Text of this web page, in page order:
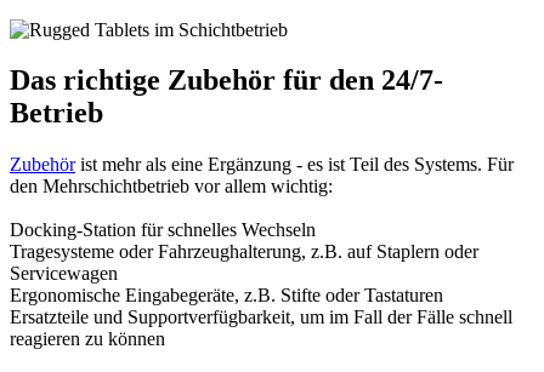
Das richtige Zubehör für den 24/7-
Betrieb
Zubehörist mehr als eine Ergänzung - es ist Teil des Systems. Für
den Mehrschichtbetrieb vor allem wichtig:
Docking-Station für schnelles Wechseln
Tragesysteme oder Fahrzeughalterung, z.B. auf Staplern oder
Servicewagen
Ergonomische Eingabegeräte, z.B. Stifte oder Tastaturen
Ersatzteile und Supportverfügbarkeit, um im Fall der Fälle schnell
reagieren zu können